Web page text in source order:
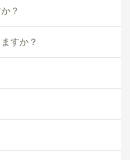
？
すか？